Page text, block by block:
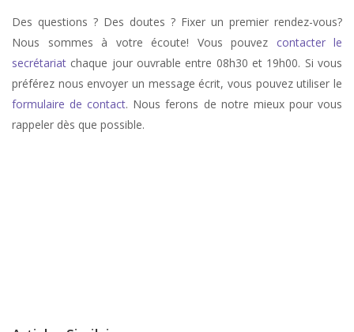
Des questions ? Des doutes ? Fixer un premier rendez-vous?
Nous sommes à votre écoute! Vous pouvez contacter le
secrétariat chaque jour ouvrable entre 08h30 et 19h00. Si vous
préférez nous envoyer un message écrit, vous pouvez utiliser le
formulaire de contact. Nous ferons de notre mieux pour vous
rappeler dès que possible.